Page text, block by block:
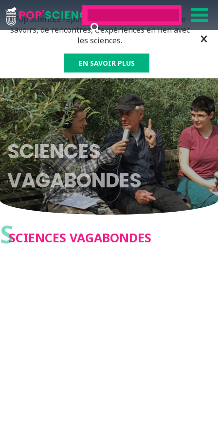
Pop’Sciences répond à tous ceux qui ont soif de
savoirs, de rencontres, d’expériences en lien avec
les sciences.
EN SAVOIR PLUS
SCIENCES
VAGABONDES
SSCIENCES VAGABONDES